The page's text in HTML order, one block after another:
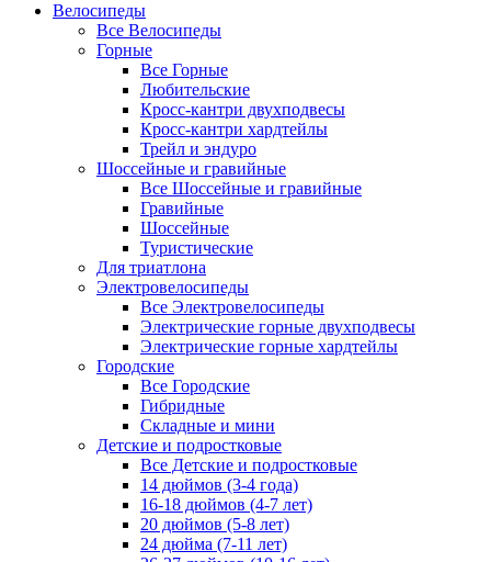
Велосипеды
Все Велосипеды
Горные
Все Горные
Любительские
Кросс-кантри двухподвесы
Кросс-кантри хардтейлы
Трейл и эндуро
Шоссейные и гравийные
Все Шоссейные и гравийные
Гравийные
Шоссейные
Туристические
Для триатлона
Электровелосипеды
Все Электровелосипеды
Электрические горные двухподвесы
Электрические горные хардтейлы
Городские
Все Городские
Гибридные
Складные и мини
Детские и подростковые
Все Детские и подростковые
14 дюймов (3-4 года)
16-18 дюймов (4-7 лет)
20 дюймов (5-8 лет)
24 дюйма (7-11 лет)